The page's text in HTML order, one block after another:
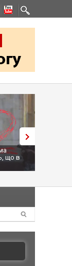
"Хартії" Ігоря
сьогодні